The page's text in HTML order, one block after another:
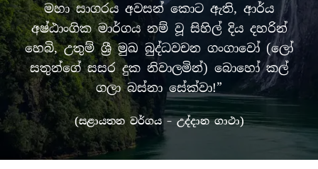
මහා සාගරය අවසන් කොට ඇති, ආර්ය
අෂ්ඨාංගික මාර්ගය නම් වූ සිහිල් දිය දහරින්
හෙබි, උතුම් ශ්‍රී මුඛ බුද්ධවචන ගංගාවෝ (ලෝ
සතුන්ගේ සසර දුක නිවාලමින්) බොහෝ කල්
ගලා බස්නා සේක්වා!”
(සළායතන වර්ගය – උද්දාන ගාථා)